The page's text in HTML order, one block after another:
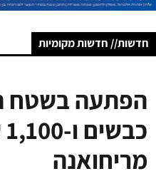
חדשות// חדשות מקומיות
הפתעה בשטח
מריחואנה